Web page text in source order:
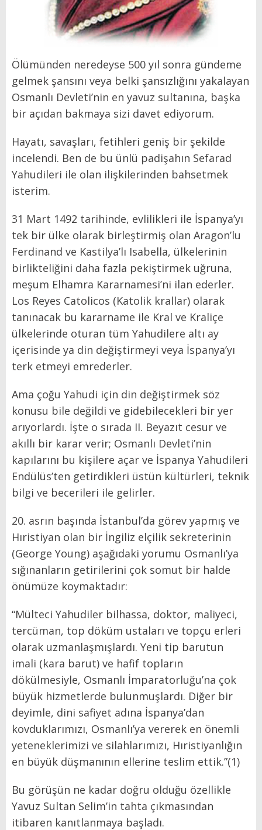
Ölümünden neredeyse 500 yıl sonra gündeme
gelmek şansını veya belki şansızlığını yakalayan
Osmanlı Devleti’nin en yavuz sultanına, başka
bir açıdan bakmaya sizi davet ediyorum.
Hayatı, savaşları, fetihleri geniş bir şekilde
incelendi. Ben de bu ünlü padişahın Sefarad
Yahudileri ile olan ilişkilerinden bahsetmek
isterim.
31 Mart 1492 tarihinde, evlilikleri ile İspanya’yı
tek bir ülke olarak birleştirmiş olan Aragon’lu
Ferdinand ve Kastilya’lı Isabella, ülkelerinin
birlikteliğini daha fazla pekiştirmek uğruna,
meşum Elhamra Kararnamesi’ni ilan ederler.
Los Reyes Catolicos (Katolik krallar) olarak
tanınacak bu kararname ile Kral ve Kraliçe
ülkelerinde oturan tüm Yahudilere altı ay
içerisinde ya din değiştirmeyi veya İspanya’yı
terk etmeyi emrederler.
Ama çoğu Yahudi için din değiştirmek söz
konusu bile değildi ve gidebilecekleri bir yer
arıyorlardı. İşte o sırada II. Beyazıt cesur ve
akıllı bir karar verir; Osmanlı Devleti’nin
kapılarını bu kişilere açar ve İspanya Yahudileri
Endülüs’ten getirdikleri üstün kültürleri, teknik
bilgi ve becerileri ile gelirler.
20. asrın başında İstanbul’da görev yapmış ve
Hıristiyan olan bir İngiliz elçilik sekreterinin
(George Young) aşağıdaki yorumu Osmanlı’ya
sığınanların getirilerini çok somut bir halde
önümüze koymaktadır:
“Mülteci Yahudiler bilhassa, doktor, maliyeci,
tercüman, top döküm ustaları ve topçu erleri
olarak uzmanlaşmışlardı. Yeni tip barutun
imali (kara barut) ve hafif topların
dökülmesiyle, Osmanlı İmparatorluğu’na çok
büyük hizmetlerde bulunmuşlardı. Diğer bir
deyimle, dini safiyet adına İspanya’dan
kovduklarımızı, Osmanlı’ya vererek en önemli
yeteneklerimizi ve silahlarımızı, Hıristiyanlığın
en büyük düşmanının ellerine teslim ettik.”(1)
Bu görüşün ne kadar doğru olduğu özellikle
Yavuz Sultan Selim’in tahta çıkmasından
itibaren kanıtlanmaya başladı.